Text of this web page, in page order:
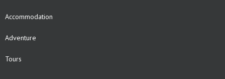
Accommodation
Adventure
Tours